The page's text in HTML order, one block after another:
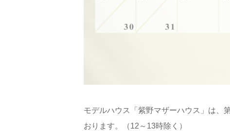
モデルハウス「紫野マザーハウス」は、
おります。（12～13時除く）